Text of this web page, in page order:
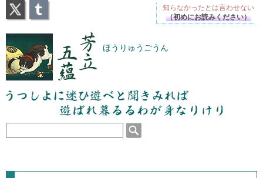
芳立五蘊 ほうりゅうごうん
うつしよに迷ひ遊べと聞きみれば遊ばれ暮るるわが
身なりけり
知らなかったとは言わせない
（初めにお読みください）
X Tumblr